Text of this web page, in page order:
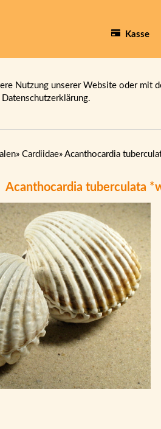
Kasse
Nutzung unserer Website oder mit
Datenschutzerklärung.
» Cardiidae» Acanthocardia
Acanthocardia tuberculata